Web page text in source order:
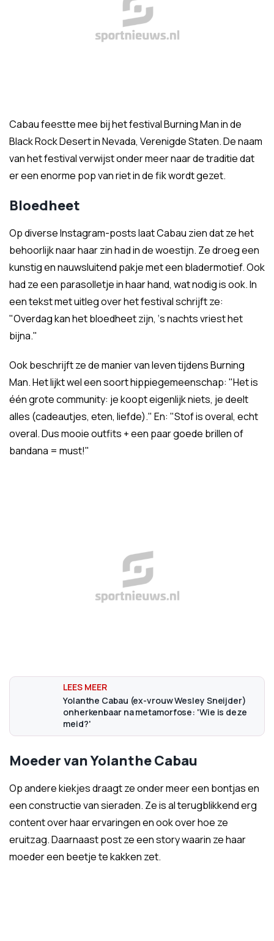
Cabau feestte mee bij het festival Burning Man in de
Black Rock Desert in Nevada, Verenigde Staten. De naam
van het festival verwijst onder meer naar de traditie dat
er een enorme pop van riet in de fik wordt gezet.
Bloedheet
Op diverse Instagram-posts laat Cabau zien dat ze het
behoorlijk naar haar zin had in de woestijn. Ze droeg een
kunstig en nauwsluitend pakje met een bladermotief. Ook
had ze een parasolletje in haar hand, wat nodig is ook. In
een tekst met uitleg over het festival schrijft ze:
"Overdag kan het bloedheet zijn, ‘s nachts vriest het
bijna."
Ook beschrijft ze de manier van leven tijdens Burning
Man. Het lijkt wel een soort hippiegemeenschap: "Het is
één grote community: je koopt eigenlijk niets, je deelt
alles (cadeautjes, eten, liefde)." En: "Stof is overal, echt
overal. Dus mooie outfits + een paar goede brillen of
bandana = must!"
Yolanthe Cabau (ex-vrouw Wesley Sneijder)
onherkenbaar na metamorfose: 'Wie is deze
meid?'
Moeder van Yolanthe Cabau
Op andere kiekjes draagt ze onder meer een bontjas en
een constructie van sieraden. Ze is al terugblikkend erg
content over haar ervaringen en ook over hoe ze
eruitzag. Daarnaast post ze een story waarin ze haar
moeder een beetje te kakken zet.